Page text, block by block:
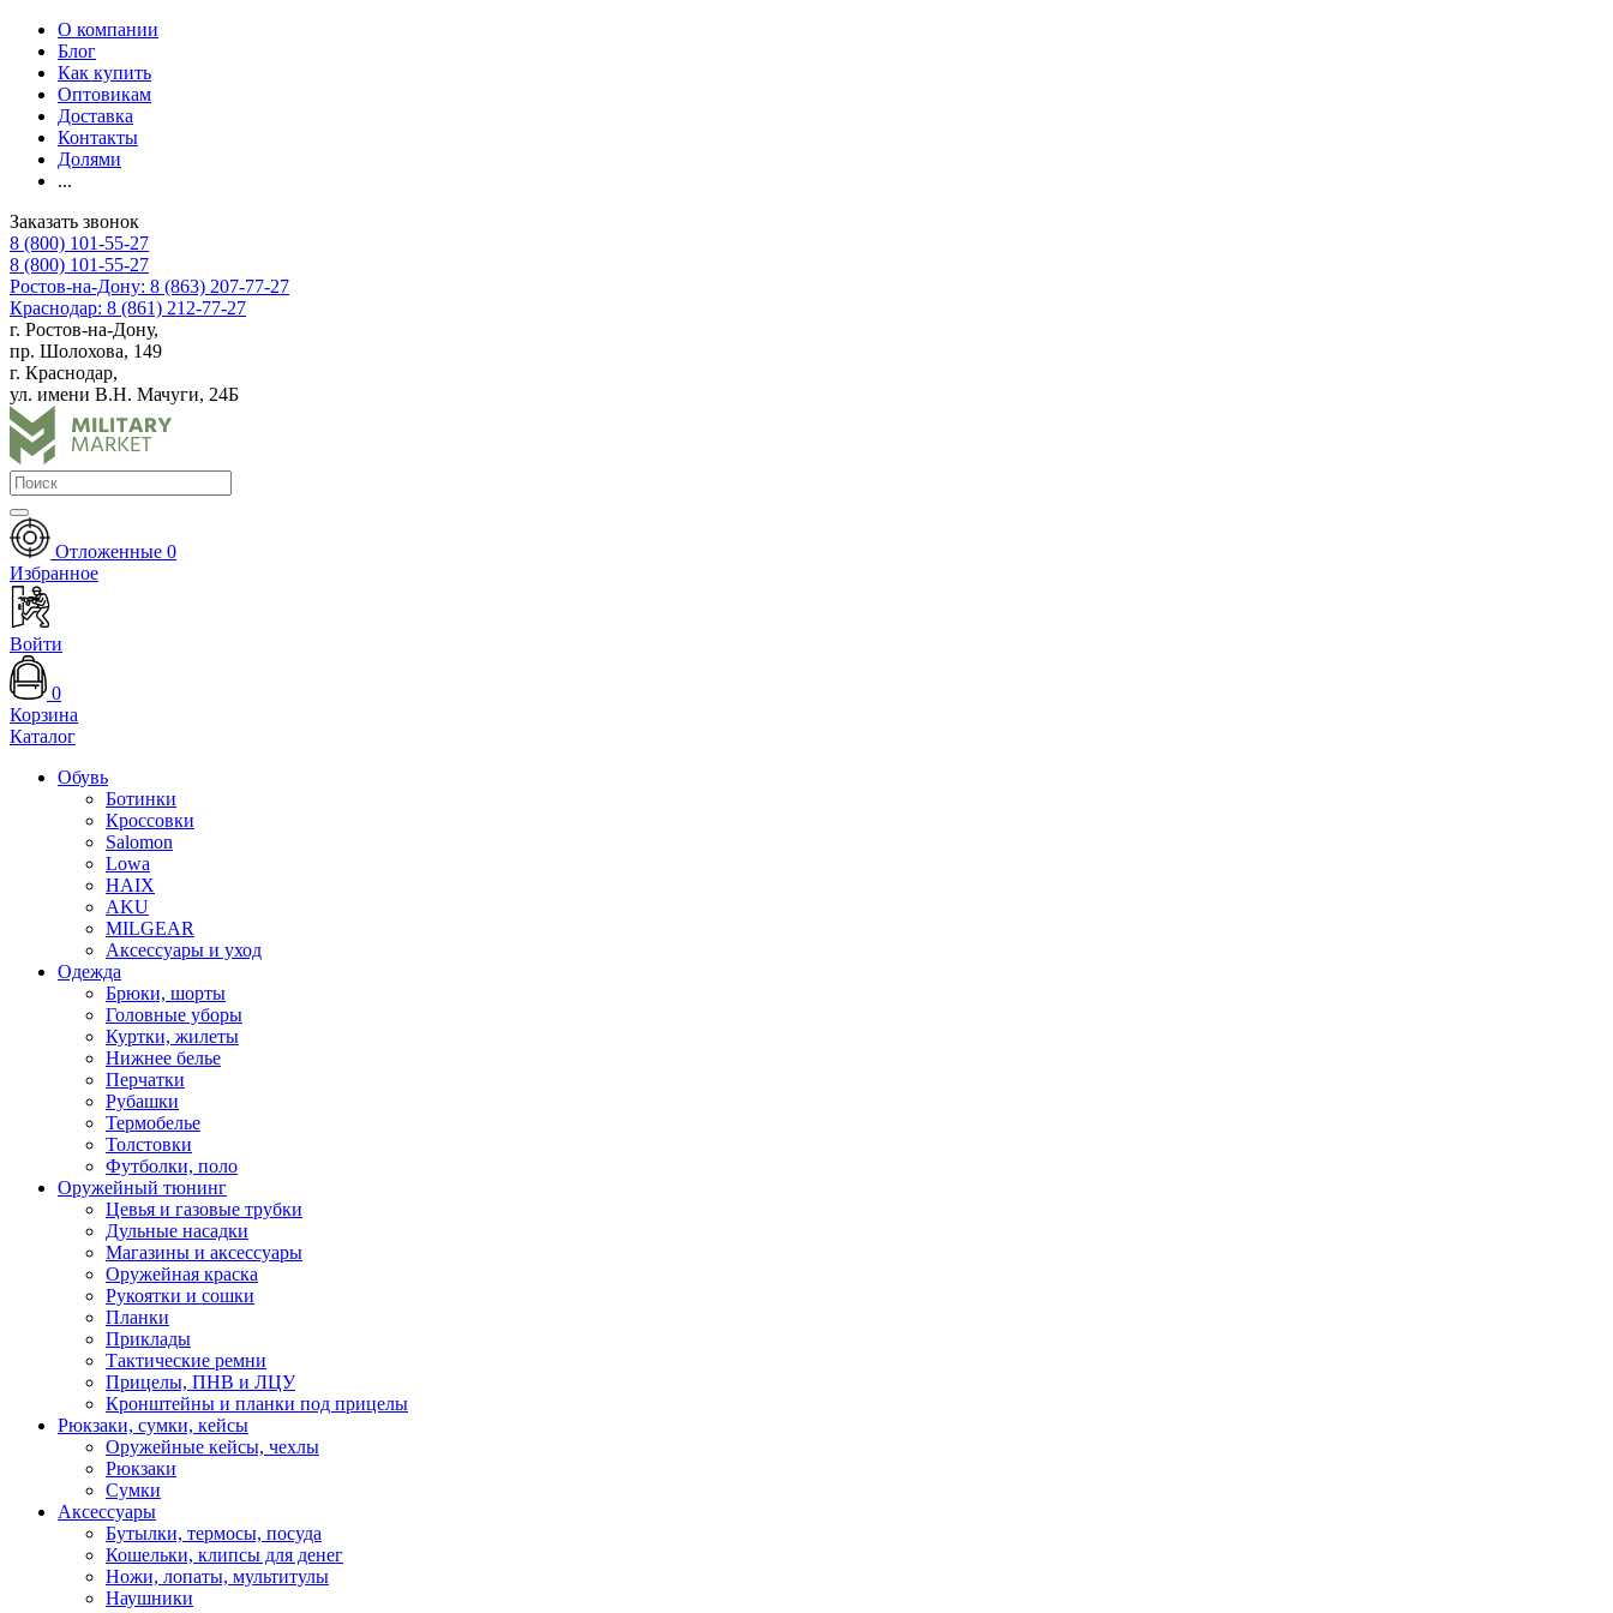
О компании
Блог
Как купить
Оптовикам
Доставка
Контакты
Долями
...
Заказать звонок
8 (800) 101-55-27
8 (800) 101-55-27
Ростов-на-Дону: 8 (863) 207-77-27
Краснодар: 8 (861) 212-77-27
г. Ростов-на-Дону,
пр. Шолохова, 149
г. Краснодар,
ул. имени В.Н. Мачуги, 24Б
Отложенные 0
Избранное
Войти
0
Корзина
Каталог
Обувь
Ботинки
Кроссовки
Salomon
Lowa
HAIX
AKU
MILGEAR
Аксессуары и уход
Одежда
Брюки, шорты
Головные уборы
Куртки, жилеты
Нижнее белье
Перчатки
Рубашки
Термобелье
Толстовки
Футболки, поло
Оружейный тюнинг
Цевья и газовые трубки
Дульные насадки
Магазины и аксессуары
Оружейная краска
Рукоятки и сошки
Планки
Приклады
Тактические ремни
Прицелы, ПНВ и ЛЦУ
Кронштейны и планки под прицелы
Рюкзаки, сумки, кейсы
Оружейные кейсы, чехлы
Рюкзаки
Сумки
Аксессуары
Бутылки, термосы, посуда
Кошельки, клипсы для денег
Ножи, лопаты, мультитулы
Наушники